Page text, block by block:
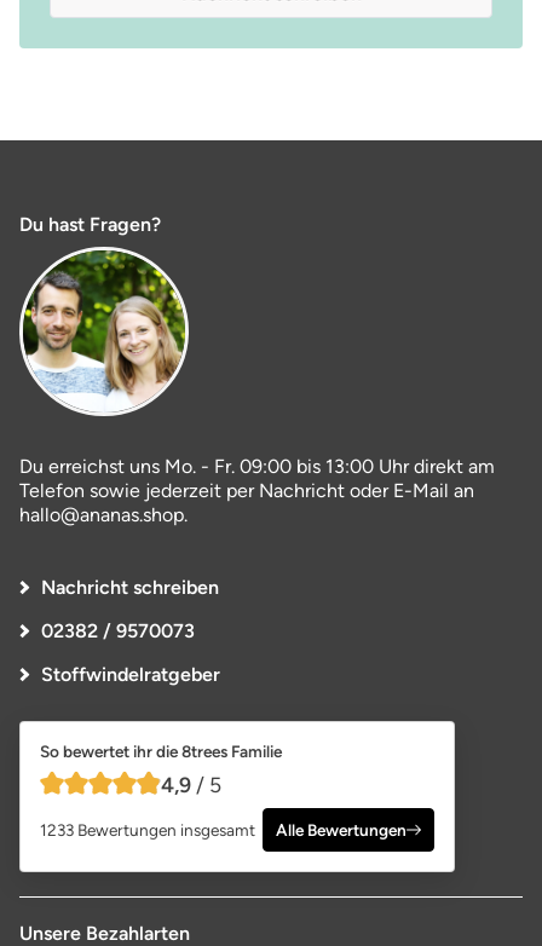
Du hast Fragen?
Du erreichst uns Mo. - Fr. 09:00 bis 13:00 Uhr direkt am
Telefon sowie jederzeit per Nachricht oder E-Mail an
hallo@ananas.shop.
Nachricht schreiben
02382 / 9570073
Stoffwindelratgeber
So bewertet ihr die 8trees Familie
4,9 von 5 Sternen
4,9 / 5
1233 Bewertungen insgesamt Alle Bewertungen
Unsere Bezahlarten